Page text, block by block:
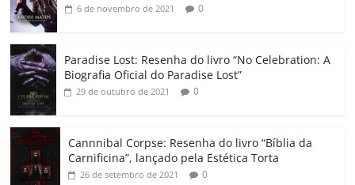
6 de novembro de 2021 0
Paradise Lost: Resenha do livro “No Celebration: A
Biografia Oficial do Paradise Lost”
29 de outubro de 2021 0
Cannnibal Corpse: Resenha do livro “Bíblia da
Carnificina”, lançado pela Estética Torta
26 de setembro de 2021 0